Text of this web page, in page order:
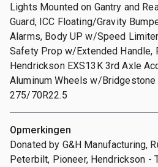
Lights Mounted on Gantry and
Guard, ICC Floating/Gravity
Alarms, Body UP w/Speed
Safety Prop w/Extended Handle,
Hendrickson EXS13K 3rd Axle
Aluminum Wheels w/Bridgestone
275/70R22.5
Opmerkingen
Donated by G&H Manufacturing,
Peterbilt, Pioneer, Hendrickson -